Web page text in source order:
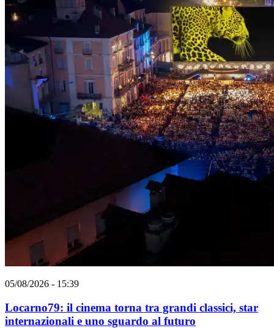
05/08/2026 - 15:39
Locarno79: il cinema torna tra grandi classici, star
internazionali e uno sguardo al futuro